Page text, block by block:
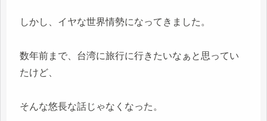
しかし、イヤな世界情勢になってきました。
数年前まで、台湾に旅行に行きたいなぁと思ってい
たけど、
そんな悠長な話じゃなくなった。